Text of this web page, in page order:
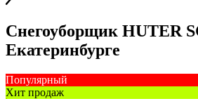
Снегоуборщик HUTER
Екатеринбурге
Популярный
Хит продаж